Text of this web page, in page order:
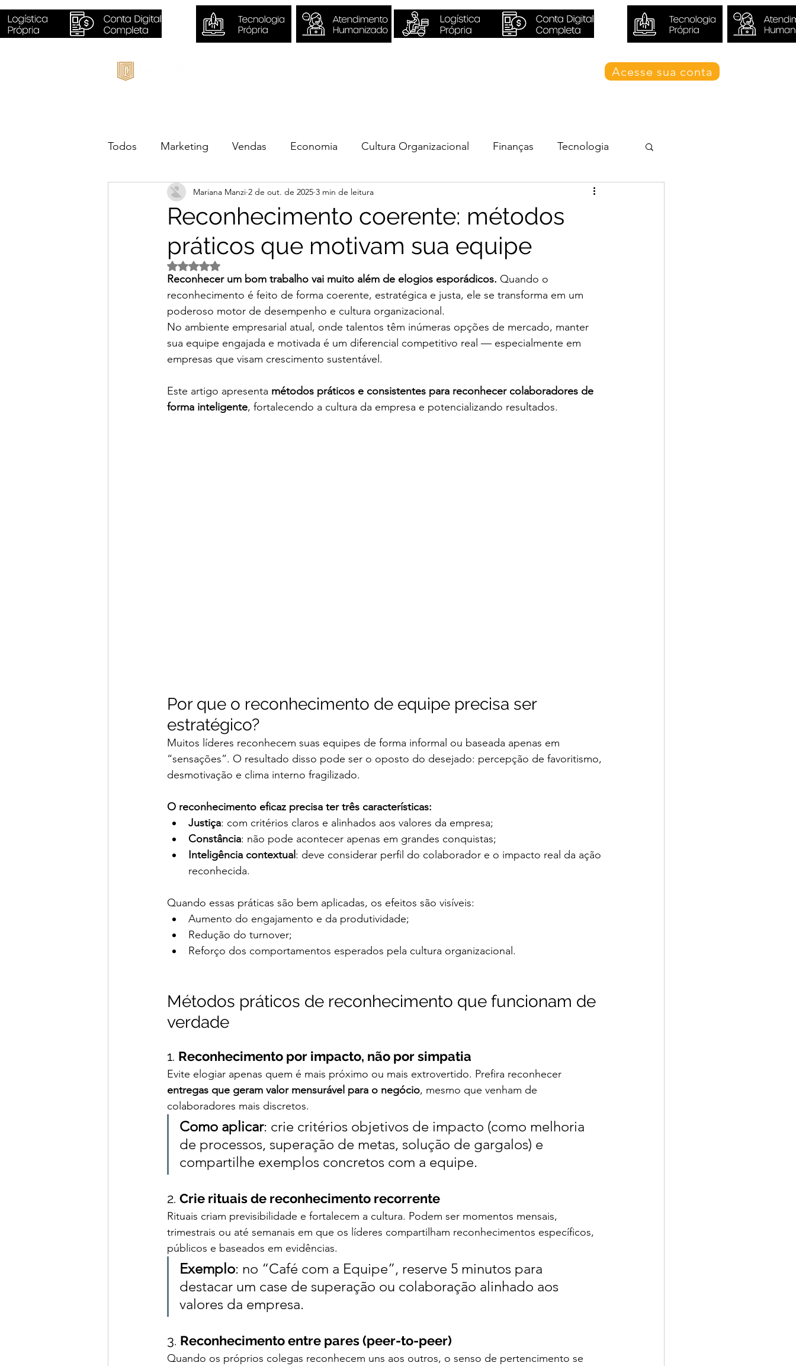
Acesse sua conta
Todos Marketing Vendas Economia Cultura Organizacional Finanças Tecnologia
Sustentabilidade Negócios
Reconhecimento coerente: métodos
práticos que motivam sua equipe
Mariana Manzi 2 de out. de 2025 3 min de leitura
Avaliado com NaN de 5 estrelas.
Reconhecer um bom trabalho vai muito além de elogios esporádicos. Quando o
reconhecimento é feito de forma coerente, estratégica e justa, ele se transforma em um
poderoso motor de desempenho e cultura organizacional.
No ambiente empresarial atual, onde talentos têm inúmeras opções de mercado, manter
sua equipe engajada e motivada é um diferencial competitivo real — especialmente em
empresas que visam crescimento sustentável.
Este artigo apresenta métodos práticos e consistentes para reconhecer colaboradores de
forma inteligente, fortalecendo a cultura da empresa e potencializando resultados.
Por que o reconhecimento de equipe precisa ser
estratégico?
Muitos líderes reconhecem suas equipes de forma informal ou baseada apenas em
“sensações”. O resultado disso pode ser o oposto do desejado: percepção de favoritismo,
desmotivação e clima interno fragilizado.
O reconhecimento eficaz precisa ter três características:
Justiça: com critérios claros e alinhados aos valores da empresa;
Constância: não pode acontecer apenas em grandes conquistas;
Inteligência contextual : deve considerar perfil do colaborador e o impacto real da ação
reconhecida.
Quando essas práticas são bem aplicadas, os efeitos são visíveis:
Aumento do engajamento e da produtividade;
Redução do turnover;
Reforço dos comportamentos esperados pela cultura organizacional.
Métodos práticos de reconhecimento que funcionam de
verdade
1. Reconhecimento por impacto, não por simpatia
Evite elogiar apenas quem é mais próximo ou mais extrovertido. Prefira reconhecer
entregas que geram valor mensurável para o negócio, mesmo que venham de
colaboradores mais discretos.
Como aplicar: crie critérios objetivos de impacto (como melhoria
de processos, superação de metas, solução de gargalos) e
compartilhe exemplos concretos com a equipe.
2. Crie rituais de reconhecimento recorrente
Rituais criam previsibilidade e fortalecem a cultura. Podem ser momentos mensais,
trimestrais ou até semanais em que os líderes compartilham reconhecimentos específicos,
públicos e baseados em evidências.
Exemplo: no “Café com a Equipe”, reserve 5 minutos para
destacar um case de superação ou colaboração alinhado aos
valores da empresa.
3. Reconhecimento entre pares (peer-to-peer)
Quando os próprios colegas reconhecem uns aos outros, o senso de pertencimento se